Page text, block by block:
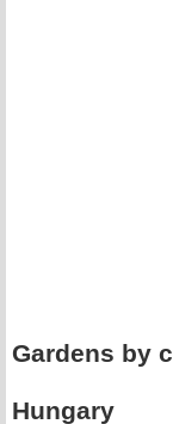
Gardens by
Hungary